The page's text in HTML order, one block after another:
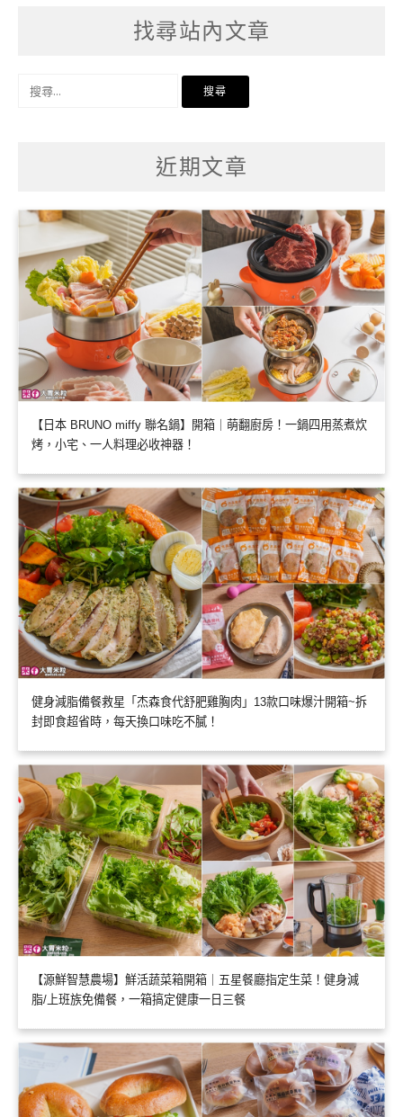
找尋站內文章
近期文章
【日本 BRUNO miffy 聯名鍋】開箱｜萌翻廚房！一鍋四用蒸煮炊
烤，小宅、一人料理必收神器！
健身減脂備餐救星「杰森食代舒肥雞胸肉」13款口味爆汁開箱~拆
封即食超省時，每天換口味吃不膩！
【源鮮智慧農場】鮮活蔬菜箱開箱｜五星餐廳指定生菜！健身減
脂/上班族免備餐，一箱搞定健康一日三餐